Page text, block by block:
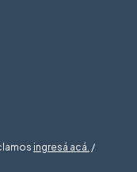
ingresá acá. /